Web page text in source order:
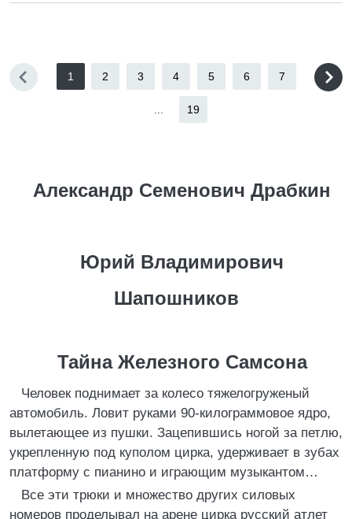
1 2 3 4 5 6 7
19
Александр Семенович Драбкин
Юрий Владимирович
Шапошников
Тайна Железного Самсона
Человек поднимает за колесо тяжелогруженый
автомобиль. Ловит руками 90-килограммовое ядро,
вылетающее из пушки. Зацепившись ногой за петлю,
укрепленную под куполом цирка, удерживает в зубах
платформу с пианино и играющим музыкантом…
Все эти трюки и множество других силовых
номеров проделывал на арене цирка русский атлет